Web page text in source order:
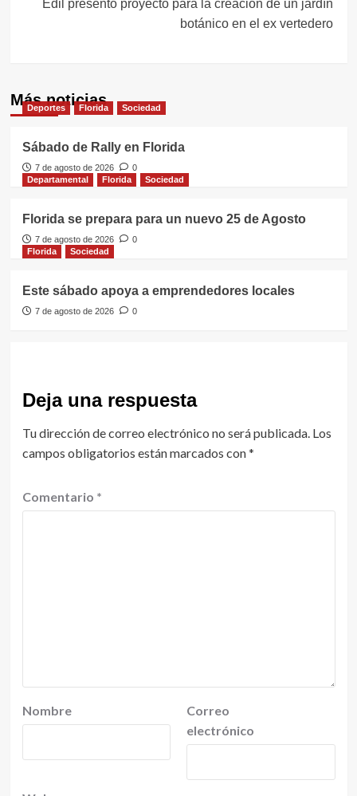
Edil presentó proyecto para la creación de un jardín
botánico en el ex vertedero
Más noticias
Deportes Florida Sociedad
Sábado de Rally en Florida
7 de agosto de 2026
0
Departamental
Florida Sociedad
Florida se prepara para un nuevo 25 de Agosto
7 de agosto de 2026
0
Florida
Sociedad
Este sábado apoya a emprendedores locales
7 de agosto de 2026 0
Deja una respuesta
Tu dirección de correo electrónico no será publicada. Los
campos obligatorios están marcados con*
Comentario *
Nombre
Correo
electrónico